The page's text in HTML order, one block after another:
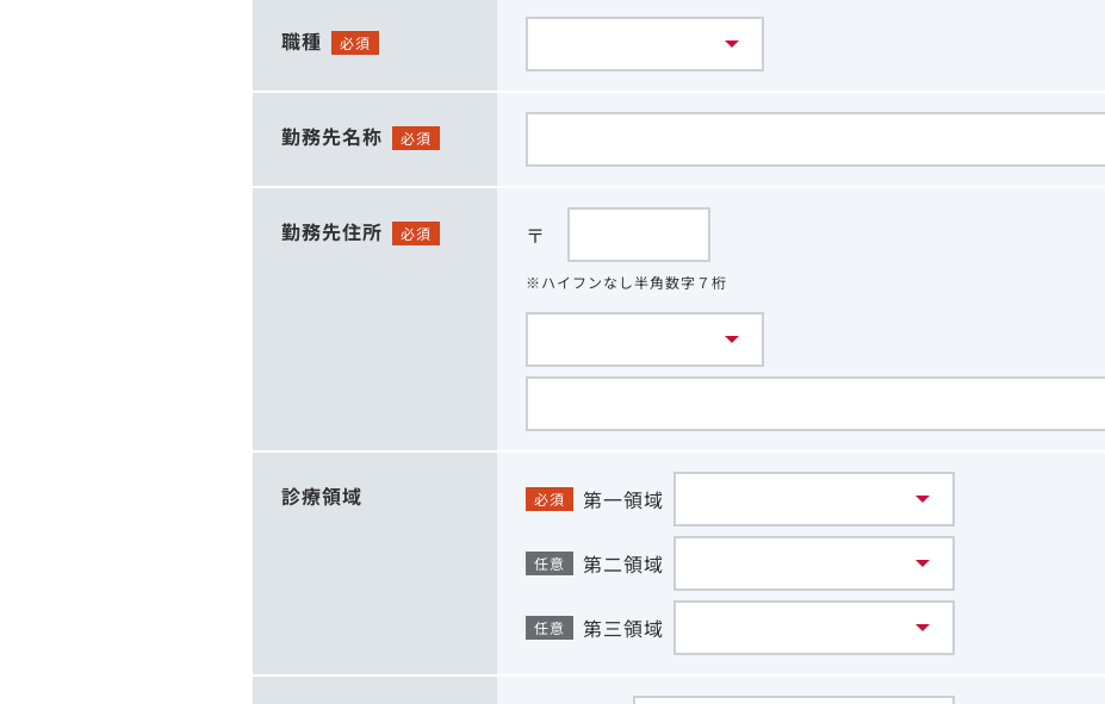
職種 必須
勤務先名称 必須
勤務先住所 必須 〒
※ハイフンなし半角数字７桁
診療領域 必須 第一領域
任意 第二領域
任意 第三領域